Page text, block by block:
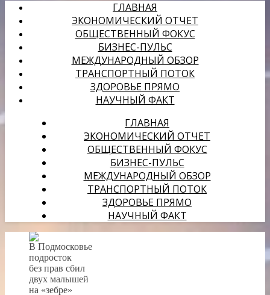
ГЛАВНАЯ
ЭКОНОМИЧЕСКИЙ ОТЧЕТ
ОБЩЕСТВЕННЫЙ ФОКУС
БИЗНЕС-ПУЛЬС
МЕЖДУНАРОДНЫЙ ОБЗОР
ТРАНСПОРТНЫЙ ПОТОК
ЗДОРОВЬЕ ПРЯМО
НАУЧНЫЙ ФАКТ
ГЛАВНАЯ
ЭКОНОМИЧЕСКИЙ ОТЧЕТ
ОБЩЕСТВЕННЫЙ ФОКУС
БИЗНЕС-ПУЛЬС
МЕЖДУНАРОДНЫЙ ОБЗОР
ТРАНСПОРТНЫЙ ПОТОК
ЗДОРОВЬЕ ПРЯМО
НАУЧНЫЙ ФАКТ